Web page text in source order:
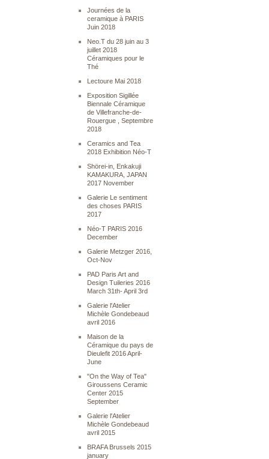
Journées de la
ceramique à PARIS
Juin 2018
Neo.T du 28 juin au 3
juillet 2018
Céramiques pour le
Thé
Lectoure Mai 2018
Exposition Sigillée
Biennale Céramique
de Villefranche-de-
Rouergue , Septembre
2018
Ceramics and Tea
2018 Exhibition Néo-T
Shörei-in, Enkakuji
KAMAKURA, JAPAN
2017 November
Galerie Le sentiment
des choses PARIS
2017
Néo-T PARIS 2016
December
Galerie Metzger 2016,
Oct-Nov
PAD Paris Art and
Design Tuileries 2016
March 31th- April 3rd
Galerie l'Atelier
Michèle Gondebeaud
avril 2016
Maison de la
Céramique du pays de
Dieulefit 2016 April-
June
"On the Way of Tea"
Giroussens Ceramic
Center 2015
September
Galerie l'Atelier
Michèle Gondebeaud
avril 2015
BRAFA Brussels 2015
january